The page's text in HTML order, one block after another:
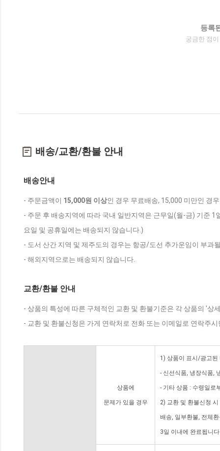
등록
궁금한 점
배송/교환/환불 안내
배송안내
- 주문금액이 15,000원 이상인 경우 무료배송, 15,000 미만인 경
- 주문 후 배송지역에 따라 국내 일반지역은 근무일(월-금) 기준
요일 및 공휴일에는 배송되지 않습니다.)
- 도서 산간 지역 및 제주도의 경우는 항공/도선 추가운임이 부과
- 해외지역으로는 배송되지 않습니다.
교환/환불 안내
- 상품의 특성에 따른 구체적인 교환 및 환불기준은 각 상품의 '상
- 교환 및 환불신청은 가게 연락처로 전화 또는 이메일로 연락주
상품에
문제가 있을 경우
1) 상품이 표시/광고된
- 신선식품, 냉장식품,
- 기타 상품 : 수령일로
2) 교환 및 환불신청
배송, 일부환불, 전체
3일 이내에 완료됩니